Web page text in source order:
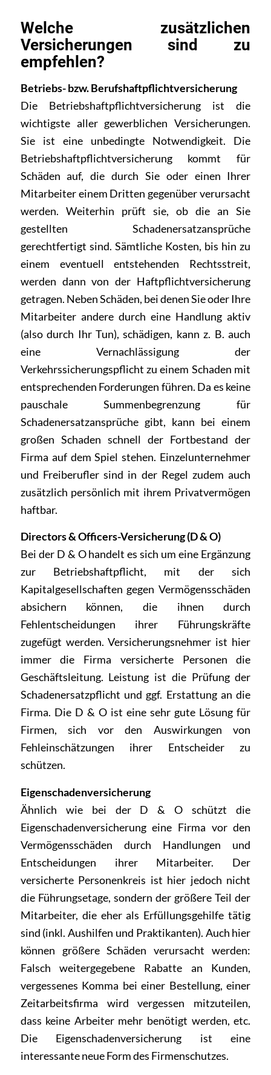
Welche zusätzlichen
Versicherungen sind zu
empfehlen?
Betriebs- bzw. Berufshaftpflichtversicherung
Die Betriebshaftpflichtversicherung ist die
wichtigste aller gewerblichen Versicherungen.
Sie ist eine unbedingte Notwendigkeit. Die
Betriebshaftpflichtversicherung kommt für
Schäden auf, die durch Sie oder einen Ihrer
Mitarbeiter einem Dritten gegenüber verursacht
werden. Weiterhin prüft sie, ob die an Sie
gestellten Schadenersatzansprüche
gerechtfertigt sind. Sämtliche Kosten, bis hin zu
einem eventuell entstehenden Rechtsstreit,
werden dann von der Haftpflichtversicherung
getragen. Neben Schäden, bei denen Sie oder Ihre
Mitarbeiter andere durch eine Handlung aktiv
(also durch Ihr Tun), schädigen, kann z. B. auch
eine Vernachlässigung der
Verkehrssicherungspflicht zu einem Schaden mit
entsprechenden Forderungen führen. Da es keine
pauschale Summenbegrenzung für
Schadenersatzansprüche gibt, kann bei einem
großen Schaden schnell der Fortbestand der
Firma auf dem Spiel stehen. Einzelunternehmer
und Freiberufler sind in der Regel zudem auch
zusätzlich persönlich mit ihrem Privatvermögen
haftbar.
Directors & Officers-Versicherung (D & O)
Bei der D & O handelt es sich um eine Ergänzung
zur Betriebshaftpflicht, mit der sich
Kapitalgesellschaften gegen Vermögensschäden
absichern können, die ihnen durch
Fehlentscheidungen ihrer Führungskräfte
zugefügt werden. Versicherungsnehmer ist hier
immer die Firma versicherte Personen die
Geschäftsleitung. Leistung ist die Prüfung der
Schadenersatzpflicht und ggf. Erstattung an die
Firma. Die D & O ist eine sehr gute Lösung für
Firmen, sich vor den Auswirkungen von
Fehleinschätzungen ihrer Entscheider zu
schützen.
Eigenschadenversicherung
Ähnlich wie bei der D & O schützt die
Eigenschadenversicherung eine Firma vor den
Vermögensschäden durch Handlungen und
Entscheidungen ihrer Mitarbeiter. Der
versicherte Personenkreis ist hier jedoch nicht
die Führungsetage, sondern der größere Teil der
Mitarbeiter, die eher als Erfüllungsgehilfe tätig
sind (inkl. Aushilfen und Praktikanten). Auch hier
können größere Schäden verursacht werden:
Falsch weitergegebene Rabatte an Kunden,
vergessenes Komma bei einer Bestellung, einer
Zeitarbeitsfirma wird vergessen mitzuteilen,
dass keine Arbeiter mehr benötigt werden, etc.
Die Eigenschadenversicherung ist eine
interessante neue Form des Firmenschutzes.